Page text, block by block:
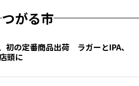
つがる市
初の定番商品出荷 ラガーとIPA、
頭に